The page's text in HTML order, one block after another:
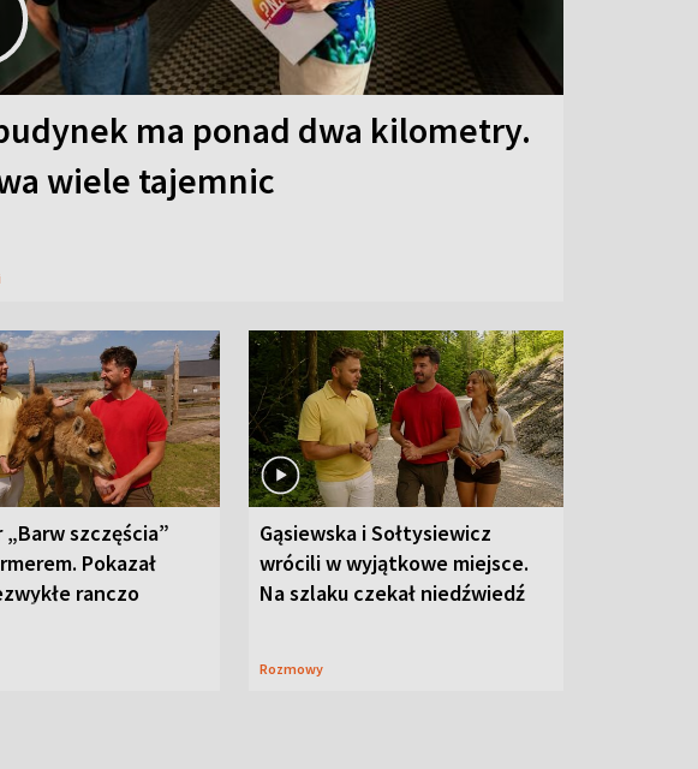
ma ponad dwa kilometry.
wiele tajemnic
„Barw szczęścia”
Pokazał
ranczo
Gąsiewska i Sołtysiewicz
wrócili w wyjątkowe miejsce.
Na szlaku czekał niedźwiedź
Rozmowy